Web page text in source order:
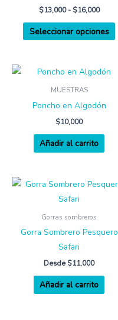
$13,000 - $16,000
Seleccionar opciones
MUESTRAS
Poncho en Algodón
$10,000
Añadir al carrito
Gorras sombreros
Gorra Sombrero Pesquero
Safari
Desde$11,000
Añadir al carrito